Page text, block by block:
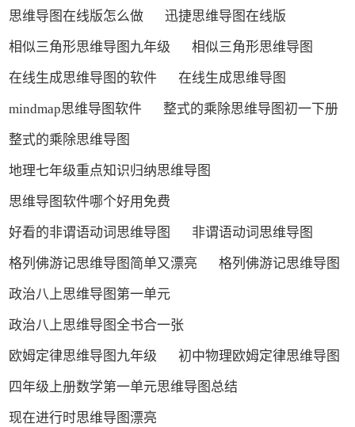
思维导图在线版怎么做 迅捷思维导图在线版
相似三角形思维导图九年级 相似三角形思维导图
在线生成思维导图的软件 在线生成思维导图
mindmap思维导图软件 整式的乘除思维导图初一下册
整式的乘除思维导图
地理七年级重点知识归纳思维导图
思维导图软件哪个好用免费
好看的非谓语动词思维导图 非谓语动词思维导图
格列佛游记思维导图简单又漂亮 格列佛游记思维导图
政治八上思维导图第一单元
政治八上思维导图全书合一张
欧姆定律思维导图九年级 初中物理欧姆定律思维导图
四年级上册数学第一单元思维导图总结
现在进行时思维导图漂亮